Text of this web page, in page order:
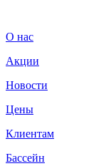
О нас
Акции
Новости
Цены
Клиентам
Бассейн